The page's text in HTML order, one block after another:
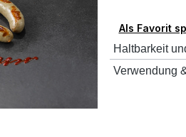
Als Favorit
Haltbarkeit
Verwendung